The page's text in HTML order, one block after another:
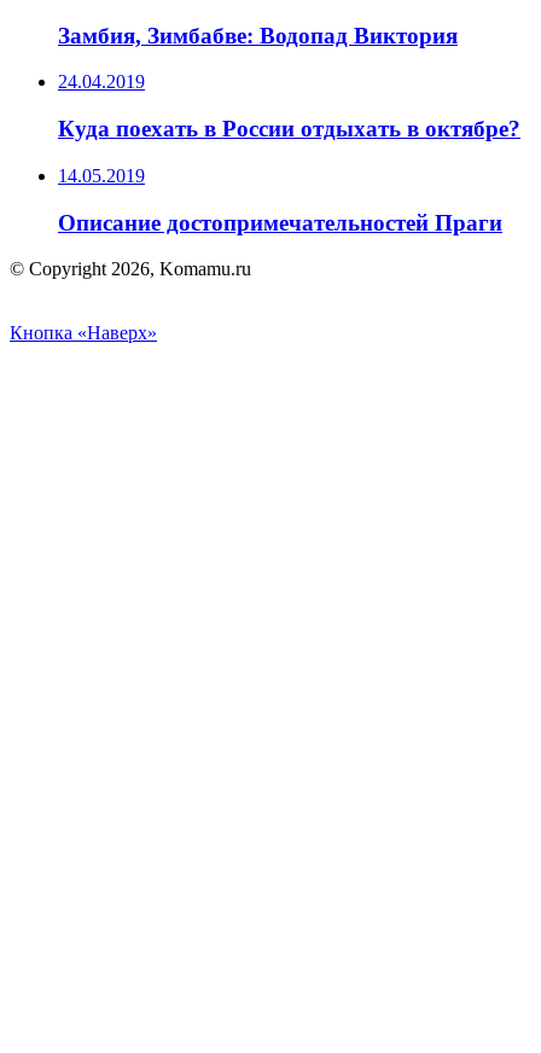
Замбия, Зимбабве: Водопад Виктория
24.04.2019
Куда поехать в России отдыхать в октябре?
14.05.2019
Описание достопримечательностей Праги
© Copyright 2026, Komamu.ru
Кнопка «Наверх»